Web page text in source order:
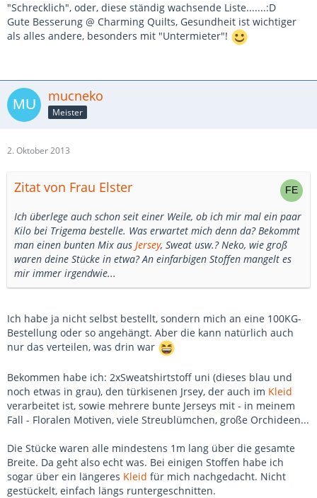
"Schrecklich", oder, diese ständig wachsende Liste.......:D
Gute Besserung @ Charming Quilts, Gesundheit ist wichtiger
als alles andere, besonders mit "Untermieter"!
mucneko
Meister
2. Oktober 2013
Zitat von Frau Elster
Ich überlege auch schon seit einer Weile, ob ich mir mal ein paar
Kilo bei Trigema bestelle. Was erwartet mich denn da? Bekommt
man einen bunten Mix aus Jersey, Sweat usw.? Neko, wie groß
waren deine Stücke in etwa? An einfarbigen Stoffen mangelt es
mir immer irgendwie...
Ich habe ja nicht selbst bestellt, sondern mich an eine 100KG-
Bestellung oder so angehängt. Aber die kann natürlich auch
nur das verteilen, was drin war
Bekommen habe ich: 2xSweatshirtstoff uni (dieses blau und
noch etwas in grau), den türkisenen Jrsey, der auch im Kleid
verarbeitet ist, sowie mehrere bunte Jerseys mit - in meinem
Fall - Floralen Motiven, viele Streublümchen, große Orchideen...
Die Stücke waren alle mindestens 1m lang über die gesamte
Breite. Da geht also echt was. Bei einigen Stoffen habe ich
sogar über ein längeres Kleid für mich nachgedacht. Nicht
gestückelt, einfach längs runtergeschnitten.